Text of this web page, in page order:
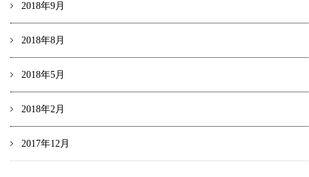
2018年9月
2018年8月
2018年5月
2018年2月
2017年12月